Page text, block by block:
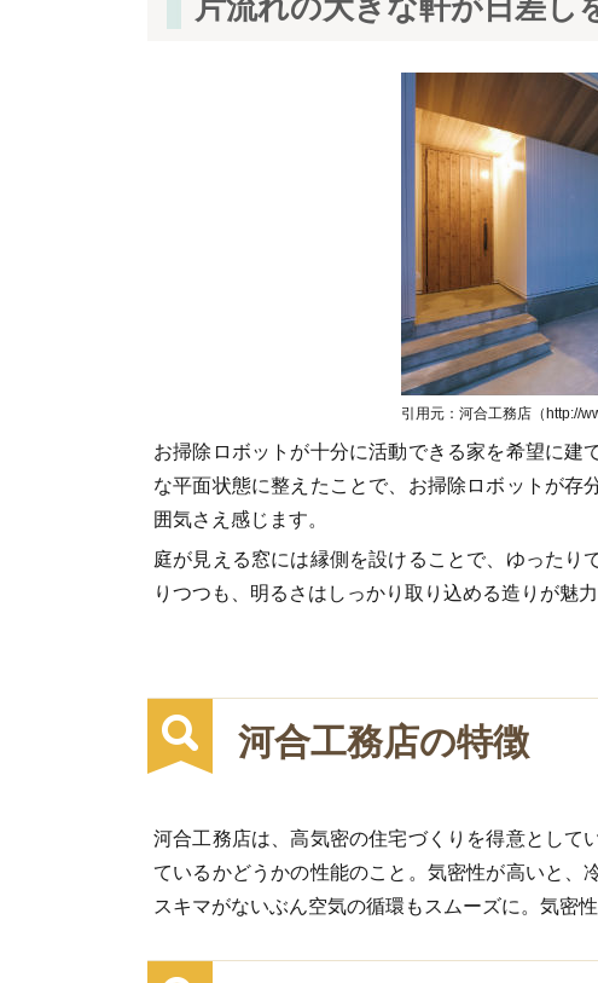
片流れの大きな軒が日差し
引用元：河合工務店（http://
お掃除ロボットが十分に活動できる家を希望に建
な平面状態に整えたことで、お掃除ロボットが存
囲気さえ感じます。
庭が見える窓には縁側を設けることで、ゆったり
りつつも、明るさはしっかり取り込める造りが魅
河合工務店の特徴
河合工務店は、高気密の住宅づくりを得意として
ているかどうかの性能のこと。気密性が高いと、
スキマがないぶん空気の循環もスムーズに。気密